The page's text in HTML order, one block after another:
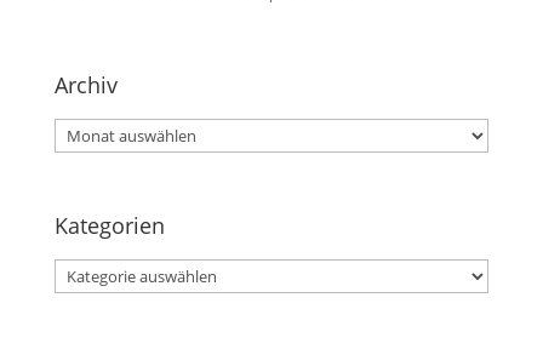
Archiv
Archiv
Kategorien
Kategorien